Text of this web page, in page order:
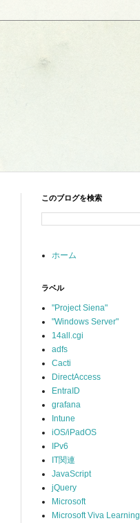
このブログを検索
ホーム
ラベル
"Project Siena"
"Windows Server"
14all.cgi
adfs
Cacti
DirectAccess
EntraID
grafana
Intune
iOS/iPadOS
IPv6
IT関連
JavaScript
jQuery
Microsoft
Microsoft Viva Learning